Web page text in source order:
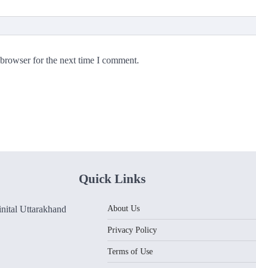
for the next time I comment.
Uttarakhand
Quick Links
About Us
Privacy Policy
Terms of Use